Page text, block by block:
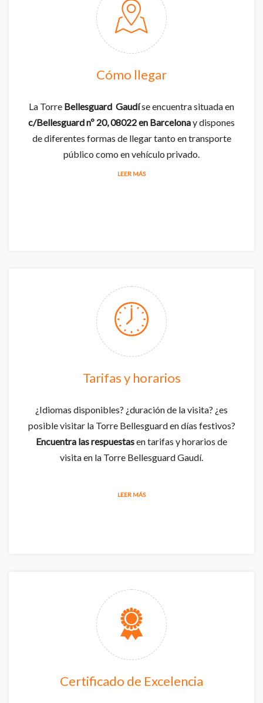
Cómo llegar
La Torre Bellesguard Gaudíse encuentra situada en
c/Bellesguard nº 20, 08022 en Barcelonay dispones
de diferentes formas de llegar tanto en transporte
público como en vehículo privado.
LEER MÁS
Tarifas y horarios
¿Idiomas disponibles? ¿duración de la visita? ¿es
posible visitar la Torre Bellesguard en días festivos?
Encuentra las respuestasen tarifas y horarios de
visita en la Torre Bellesguard Gaudí.
LEER MÁS
Certificado de Excelencia